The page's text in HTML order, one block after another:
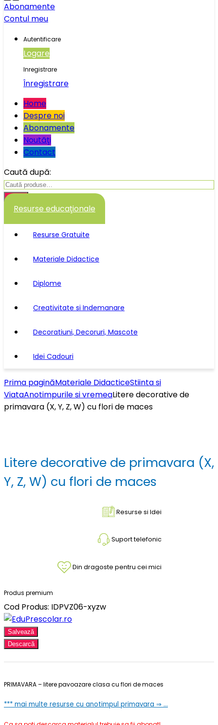
Abonamente
Contul meu
Autentificare
Logare
Inregistrare
Înregistrare
Home
Despre noi
Abonamente
Noutăţi
Contact
Caută după:
Caută
Resurse educaţionale
Resurse Gratuite
Materiale Didactice
Diplome
Creativitate si Indemanare
Decoratiuni, Decoruri, Mascote
Idei Cadouri
Prima paginăMateriale DidacticeStiinta si
ViataAnotimpurile si vremeaLitere decorative de
primavara (X, Y, Z, W) cu flori de maces
Litere decorative de primavara (X,
Y, Z, W) cu flori de maces
Resurse si Idei
Suport telefonic
Din dragoste pentru cei mici
Produs premium
Cod Produs: IDPVZ06-xyzw
Salvează
Descarcă
PRIMAVARA – litere pavoazare clasa cu flori de maces
*** mai multe resurse cu anotimpul primavara ⇒ …